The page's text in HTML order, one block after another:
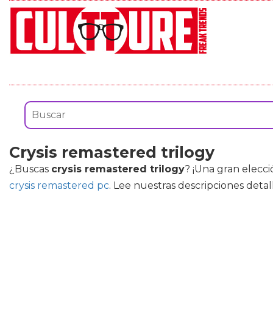
Crysis remastered trilogy
¿Buscas crysis remastered trilogy? ¡Una gran
crysis remastered pc. Lee nuestras descripciones